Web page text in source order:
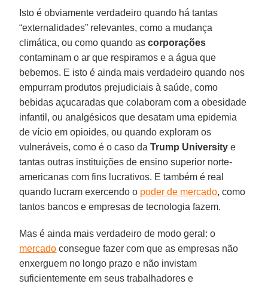
Isto é obviamente verdadeiro quando há tantas
“externalidades” relevantes, como a mudança
climática, ou como quando ascorporações
contaminam o ar que respiramos e a água que
bebemos. E isto é ainda mais verdadeiro quando nos
empurram produtos prejudiciais à saúde, como
bebidas açucaradas que colaboram com a obesidade
infantil, ou analgésicos que desatam uma epidemia
de vício em opioides, ou quando exploram os
vulneráveis, como é o caso daTrump University e
tantas outras instituições de ensino superior norte-
americanas com fins lucrativos. E também é real
quando lucram exercendo o poder de mercado, como
tantos bancos e empresas de tecnologia fazem.
Mas é ainda mais verdadeiro de modo geral: o
mercado consegue fazer com que as empresas não
enxerguem no longo prazo e não invistam
suficientemente em seus trabalhadores e